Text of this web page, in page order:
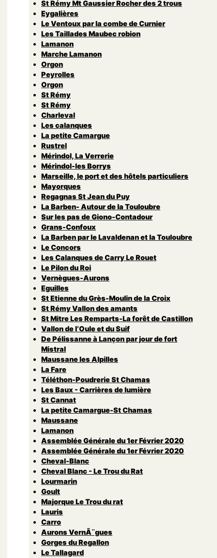
St Rémy Mt Gaussier Rocher des 2 trous
Eygalières
Le Ventoux par la combe de Curnier
Les Taillades Maubec robion
Lamanon
Marche Lamanon
Orgon
Peyrolles
Orgon
St Rémy
St Rémy
Charleval
Les calanques
La petite Camargue
Rustrel
Mérindol, La Verrerie
Mérindol-les Borrys
Marseille, le port et des hôtels particuliers
Mayorques
Regagnas St Jean du Puy
La Barben- Autour de la Touloubre
Sur les pas de Giono-Contadour
Grans-Confoux
La Barben par le Lavaldenan et la Touloubre
Le Concors
Les Calanques de Carry Le Rouet
Le Pilon du Roi
Vernègues-Aurons
Eguilles
St Etienne du Grès-Moulin de la Croix
St Rémy Vallon des amants
St Mitre Les Remparts-La forêt de Castillon
Vallon de l’Oule et du Suif
De Pélissanne à Lançon par jour de fort
Mistral
Maussane les Alpilles
La Fare
Téléthon-Poudrerie St Chamas
Les Baux - Carrières de lumière
St Cannat
La petite Camargue-St Chamas
Maussane
Lamanon
Assemblée Générale du 1er Février 2020
Assemblée Générale du 1er Février 2020
Cheval-Blanc
Cheval Blanc - Le Trou du Rat
Lourmarin
Goult
Majorque Le Trou du rat
Lauris
Carro
Aurons VernÃ¨gues
Gorges du Regallon
Le Tallagard